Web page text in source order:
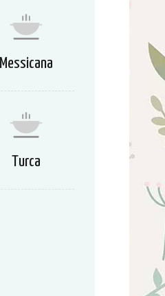
Messicana
Turca